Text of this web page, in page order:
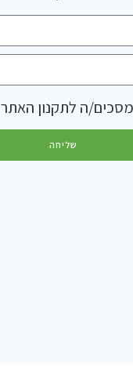
מסכים/ה לתקנון האתר
שליחה